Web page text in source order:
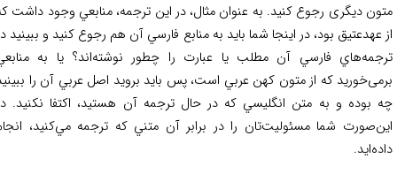
دیگری رجوع کنید. به عنوان مثال، در اين ترجمه، منابعي وجود داشت كه
عهدعتيق بود، در اينجا شما بايد به منابع فارسي آن هم رجوع كنيد و ببينيد در
فارسي آن مطلب یا عبارت را چطور نوشته‌اند؟ یا به منابعي
که از متون كهن عربي است، پس بايد برويد اصل عربي آن را ببينيد
بوده و به متن انگليسي‌ كه در حال ترجمه آن هستيد، اكتفا نكنيد. در
شما مسئوليت‌تان را در برابر آن متني كه ترجمه مي‌كنيد، انجام